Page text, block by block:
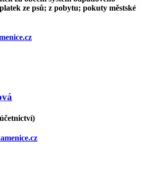
ze psů; z pobytu; pokuty městské